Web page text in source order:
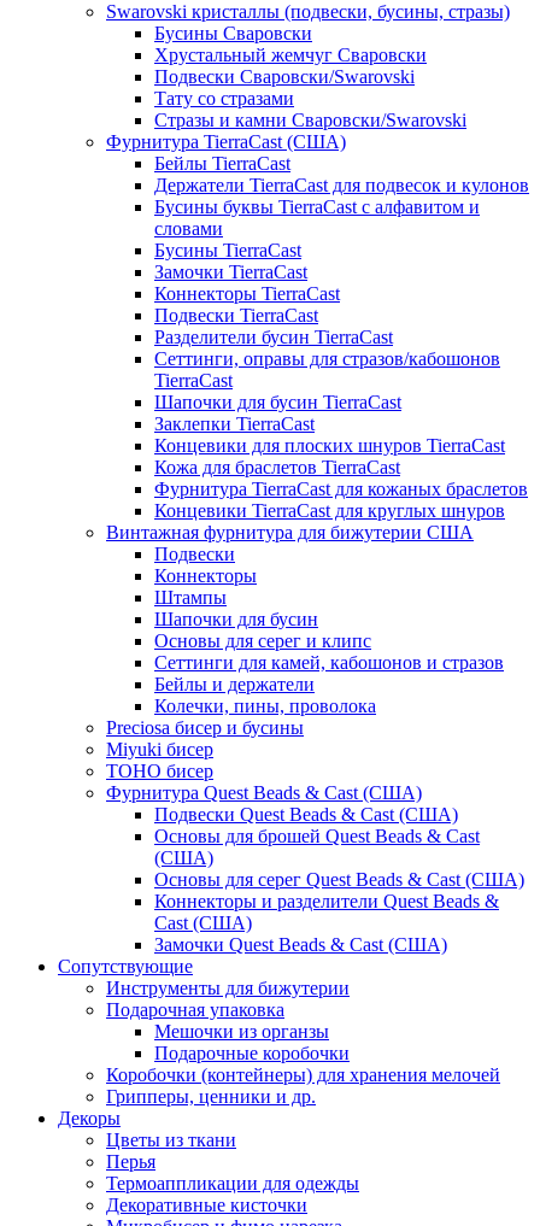
Swarovski кристаллы (подвески, бусины, стразы)
Бусины Сваровски
Хрустальный жемчуг Сваровски
Подвески Сваровски/Swarovski
Тату со стразами
Стразы и камни Сваровски/Swarovski
Фурнитура TierraCast (США)
Бейлы TierraCast
Держатели TierraCast для подвесок и кулонов
Бусины буквы TierraCast с алфавитом и
словами
Бусины TierraCast
Замочки TierraCast
Коннекторы TierraCast
Подвески TierraCast
Разделители бусин TierraCast
Сеттинги, оправы для стразов/кабошонов
TierraCast
Шапочки для бусин TierraCast
Заклепки TierraCast
Концевики для плоских шнуров TierraCast
Кожа для браслетов TierraCast
Фурнитура TierraCast для кожаных браслетов
Концевики TierraCast для круглых шнуров
Винтажная фурнитура для бижутерии США
Подвески
Коннекторы
Штампы
Шапочки для бусин
Основы для серег и клипс
Сеттинги для камей, кабошонов и стразов
Бейлы и держатели
Колечки, пины, проволока
Preciosa бисер и бусины
Miyuki бисер
TOHO бисер
Фурнитура Quest Beads & Cast (США)
Подвески Quest Beads & Cast (США)
Основы для брошей Quest Beads & Cast
(США)
Основы для серег Quest Beads & Cast (США)
Коннекторы и разделители Quest Beads &
Cast (США)
Замочки Quest Beads & Cast (США)
Сопутствующие
Инструменты для бижутерии
Подарочная упаковка
Мешочки из органзы
Подарочные коробочки
Коробочки (контейнеры) для хранения мелочей
Грипперы, ценники и др.
Декоры
Цветы из ткани
Перья
Термоаппликации для одежды
Декоративные кисточки